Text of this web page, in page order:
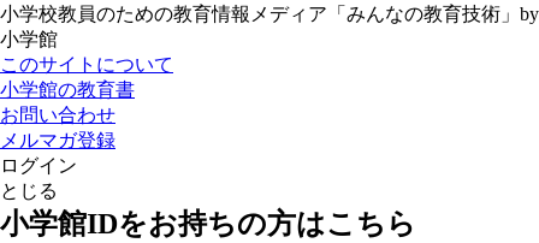
小学校教員のための教育情報メディア「みんなの教育技術」by
小学館
このサイトについて
小学館の教育書
お問い合わせ
メルマガ登録
ログイン
とじる
小学館IDをお持ちの方はこちら